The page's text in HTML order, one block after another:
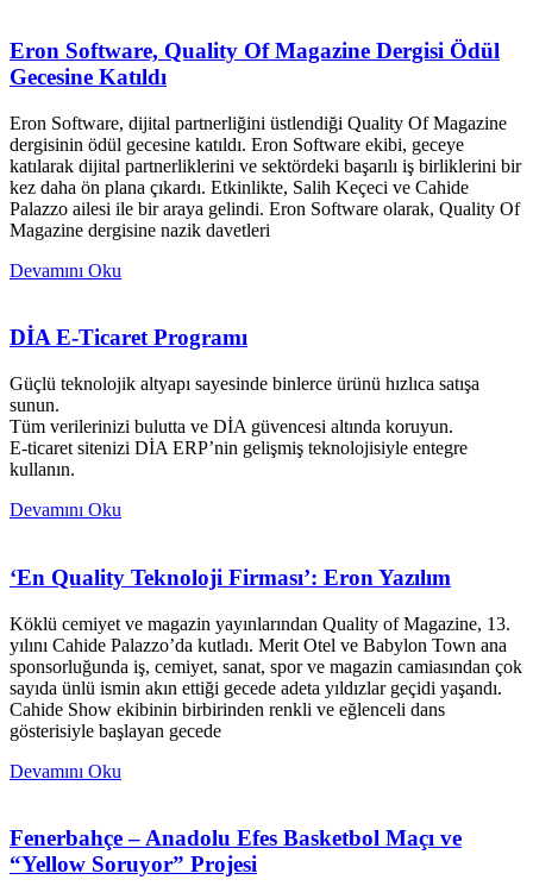
Eron Software, Quality Of Magazine Dergisi Ödül
Gecesine Katıldı
Eron Software, dijital partnerliğini üstlendiği Quality Of Magazine
dergisinin ödül gecesine katıldı. Eron Software ekibi, geceye
katılarak dijital partnerliklerini ve sektördeki başarılı iş birliklerini bir
kez daha ön plana çıkardı. Etkinlikte, Salih Keçeci ve Cahide
Palazzo ailesi ile bir araya gelindi. Eron Software olarak, Quality Of
Magazine dergisine nazik davetleri
Devamını Oku
DİA E-Ticaret Programı
Güçlü teknolojik altyapı sayesinde binlerce ürünü hızlıca satışa
sunun.
Tüm verilerinizi bulutta ve DİA güvencesi altında koruyun.
E-ticaret sitenizi DİA ERP’nin gelişmiş teknolojisiyle entegre
kullanın.
Devamını Oku
‘En Quality Teknoloji Firması’: Eron Yazılım
Köklü cemiyet ve magazin yayınlarından Quality of Magazine, 13.
yılını Cahide Palazzo’da kutladı. Merit Otel ve Babylon Town ana
sponsorluğunda iş, cemiyet, sanat, spor ve magazin camiasından çok
sayıda ünlü ismin akın ettiği gecede adeta yıldızlar geçidi yaşandı.
Cahide Show ekibinin birbirinden renkli ve eğlenceli dans
gösterisiyle başlayan gecede
Devamını Oku
Fenerbahçe – Anadolu Efes Basketbol Maçı ve
“Yellow Soruyor” Projesi